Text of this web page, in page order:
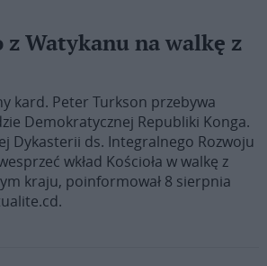
z Watykanu na walkę z
kard. Peter Turkson przebywa
Demokratycznej Republiki Konga.
Dykasterii ds. Integralnego Rozwoju
wkład Kościoła w walkę z
kraju, poinformował 8 sierpnia